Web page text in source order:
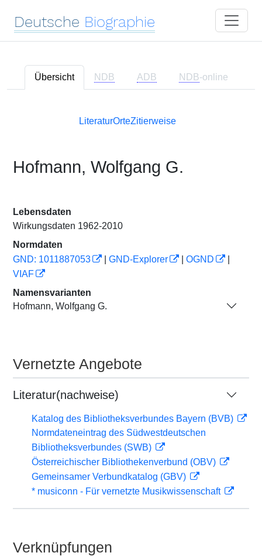
Deutsche Biographie
Übersicht NDB ADB NDB-online
LiteraturOrteZitierweise
Hofmann, Wolfgang G.
Lebensdaten
Wirkungsdaten 1962-2010
Normdaten
GND: 1011887053
GND-Explorer OGND
VIAF
Namensvarianten
Hofmann, Wolfgang G.
Vernetzte Angebote
Literatur(nachweise)
Katalog des Bibliotheksverbundes Bayern (BVB)
Normdateneintrag des Südwestdeutschen
Bibliotheksverbundes (SWB)
Österreichischer Bibliothekenverbund (OBV)
Gemeinsamer Verbundkatalog (GBV)
* musiconn - Für vernetzte Musikwissenschaft
Verknüpfungen